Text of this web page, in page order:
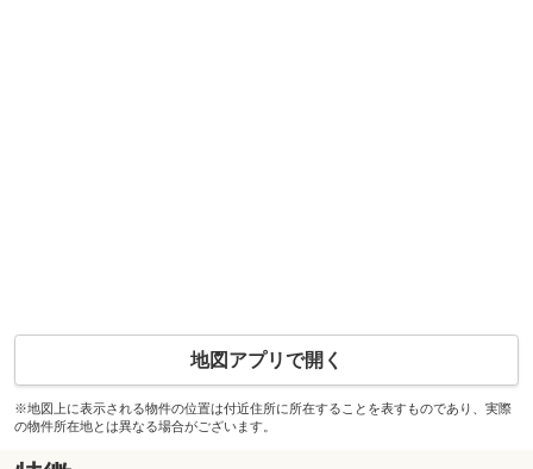
地図アプリで開く
※地図上に表示される物件の位置は付近住所に所在することを表すものであり、実際
の物件所在地とは異なる場合がございます。